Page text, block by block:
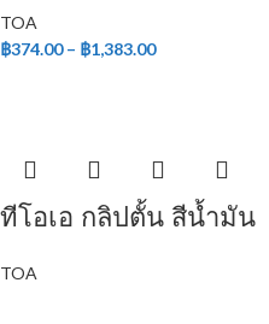
TOA
฿374.00 – ฿1,383.00
ทีโอเอ กลิปตั้น สีน้ำมัน
TOA